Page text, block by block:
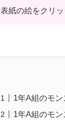
表紙の絵をクリ
1年A組のモ
1年A組のモ